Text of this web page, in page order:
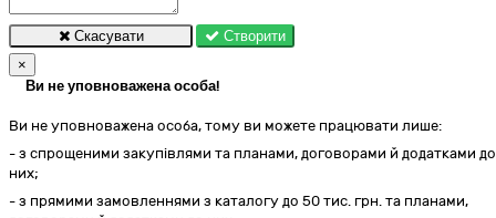
Скасувати
Створити
×
Ви не уповноважена особа!
Ви не уповноважена особа, тому ви можете працювати лише:
- з спрощеними закупівлями та планами, договорами й додатками до
них;
- з прямими замовленнями з каталогу до 50 тис. грн. та планами,